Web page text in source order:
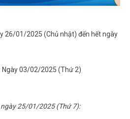
26/01/2025 (Chủ nhật) đến hết ngày
Ngày03/02/2025 (Thứ 2)
25/01/2025 (Thứ 7):